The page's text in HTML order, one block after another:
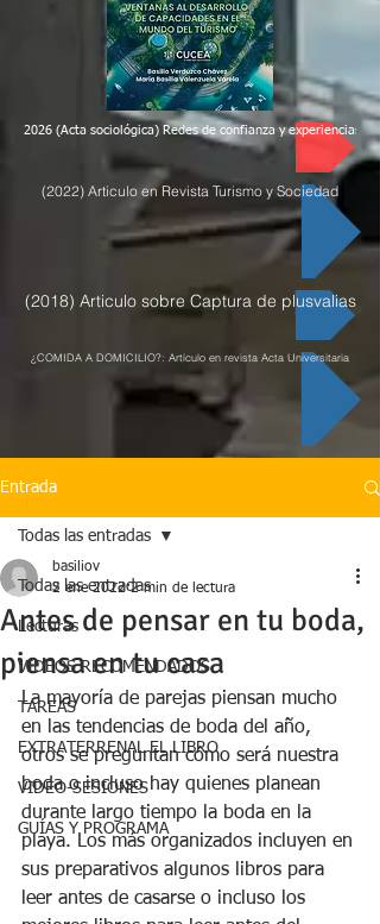
2026 (Acta sociológica) Redes de confianza y experiencias
(2022) Articulo en Revista Turismo y Sociedad
(2018) Articulo sobre Captura de plusvalias
¿COMIDA A DOMICILIO?: Artículo en revista Acta Universitaria
Entrada
Todas las entradas
Lecturas
VIDEOS RECOMENDADOS
TAREAS
EXTRATERRENAL EL LIBRO
VIDEO-SESIONES
GUÍAS Y PROGRAMA
Todas las entradas
Antes de pensar en tu boda,
piensa en tu casa
basiliov
2 ene 2022 2 min de lectura
La mayoría de parejas piensan mucho
en las tendencias de boda del año,
otros se preguntan cómo será nuestra
boda o incluso hay quienes planean
durante largo tiempo la boda en la
playa. Los más organizados incluyen en
sus preparativos algunos libros para
leer antes de casarse o incluso los